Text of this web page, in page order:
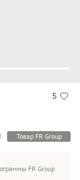
5
Товар FR Group
FR Group